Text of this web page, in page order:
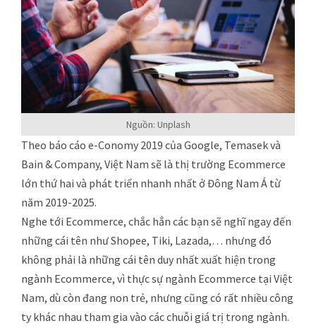
Nguồn: Unplash
Theo báo cáo e-Conomy 2019 của Google, Temasek và
Bain & Company, Việt Nam sẽ là thị trường Ecommerce
lớn thứ hai và phát triển nhanh nhất ở Đông Nam Á từ
năm 2019-2025.
Nghe tới Ecommerce, chắc hẳn các bạn sẽ nghĩ ngay đến
những cái tên như Shopee, Tiki, Lazada,… nhưng đó
không phải là những cái tên duy nhất xuất hiện trong
ngành Ecommerce, vì thực sự ngành Ecommerce tại Việt
Nam, dù còn đang non trẻ, nhưng cũng có rất nhiều công
ty khác nhau tham gia vào các chuỗi giá trị trong ngành.